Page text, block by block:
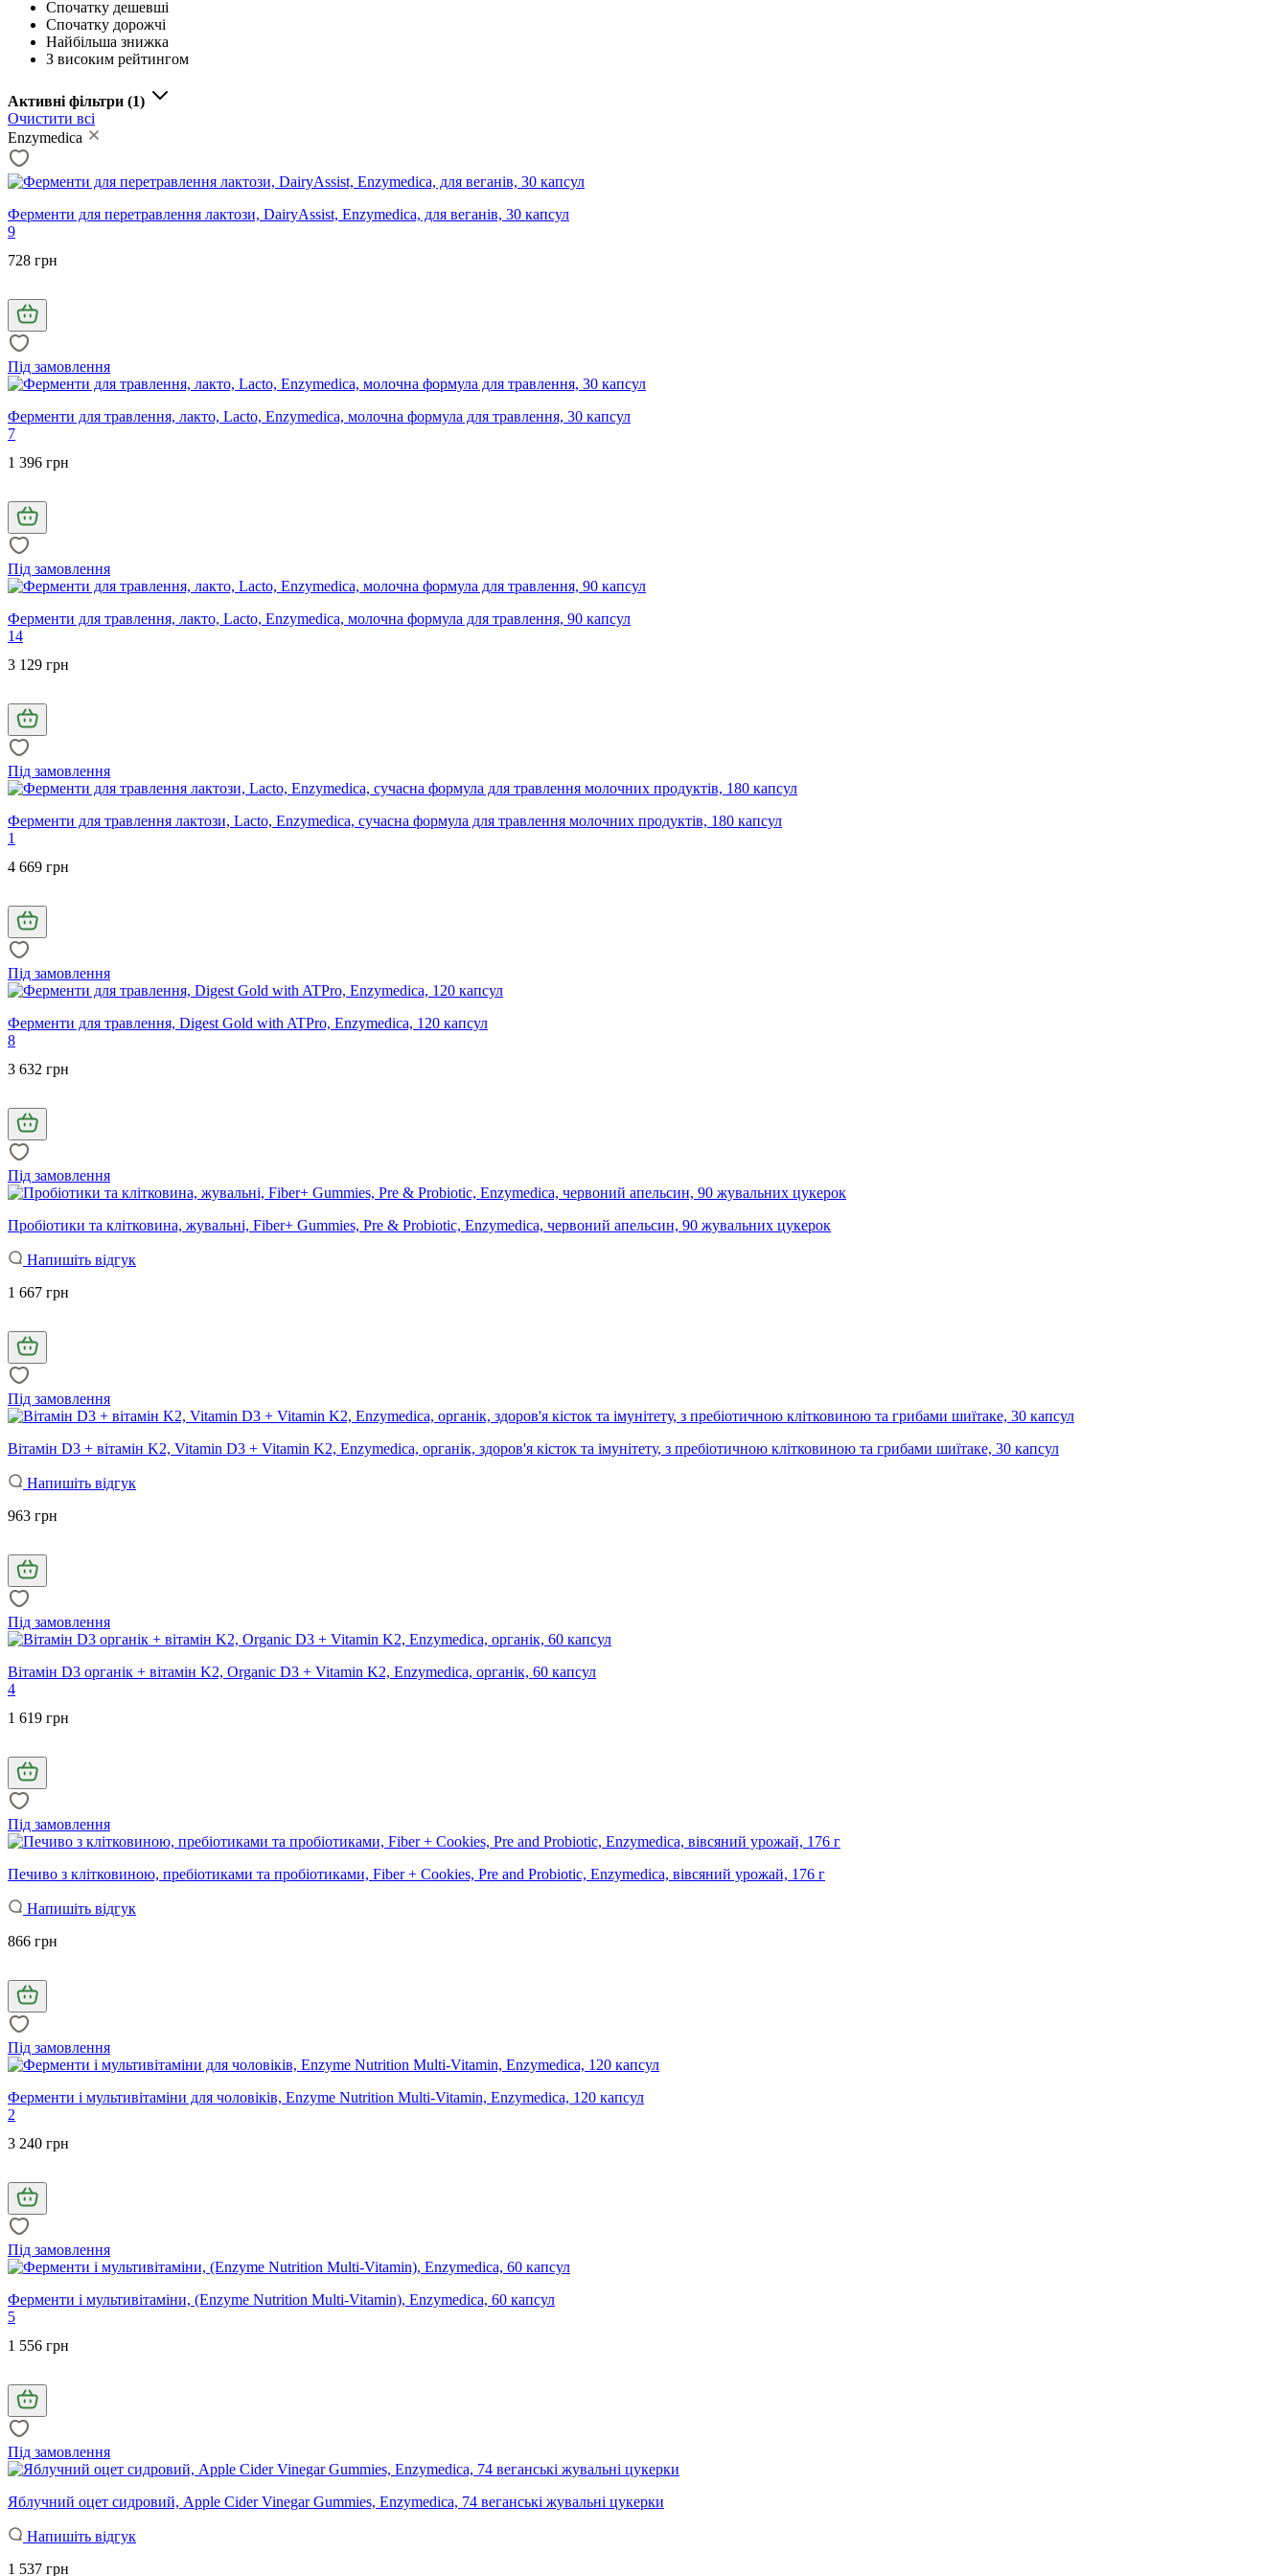
Спочатку дешевші
Спочатку дорожчі
Найбільша знижка
З високим рейтингом
Активні фільтри (1)
Очистити всі
Enzymedica
Ферменти для перетравлення лактози, DairyAssist, Enzymedica, для веганів, 30 капсул
9
728 грн
Під замовлення
Ферменти для травлення, лакто, Lacto, Enzymedica, молочна формула для травлення, 30 капсул
7
1 396 грн
Під замовлення
Ферменти для травлення, лакто, Lacto, Enzymedica, молочна формула для травлення, 90 капсул
14
3 129 грн
Під замовлення
Ферменти для травлення лактози, Lacto, Enzymedica, сучасна формула для травлення молочних продуктів, 180 капсул
1
4 669 грн
Під замовлення
Ферменти для травлення, Digest Gold with ATPro, Enzymedica, 120 капсул
8
3 632 грн
Під замовлення
Пробіотики та клітковина, жувальні, Fiber+ Gummies, Pre & Probiotic, Enzymedica, червоний апельсин, 90 жувальних цукерок
Напишіть відгук
1 667 грн
Під замовлення
Вітамін D3 + вітамін K2, Vitamin D3 + Vitamin K2, Enzymedica, органік, здоров'я кісток та імунітету, з пребіотичною клітковиною та грибами шиїтаке, 30 капсул
Напишіть відгук
963 грн
Під замовлення
Вітамін D3 органік + вітамін K2, Organic D3 + Vitamin K2, Enzymedica, органік, 60 капсул
4
1 619 грн
Під замовлення
Печиво з клітковиною, пребіотиками та пробіотиками, Fiber + Cookies, Pre and Probiotic, Enzymedica, вівсяний урожай, 176 г
Напишіть відгук
866 грн
Під замовлення
Ферменти і мультивітаміни для чоловіків, Enzyme Nutrition Multi-Vitamin, Enzymedica, 120 капсул
2
3 240 грн
Під замовлення
Ферменти і мультивітаміни, (Enzyme Nutrition Multi-Vitamin), Enzymedica, 60 капсул
5
1 556 грн
Під замовлення
Яблучний оцет сидровий, Apple Cider Vinegar Gummies, Enzymedica, 74 веганські жувальні цукерки
Напишіть відгук
1 537 грн